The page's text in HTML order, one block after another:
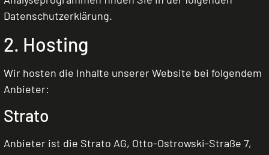
Datenschutzerklärung.
2. Hosting
Wir hosten die Inhalte unserer Website bei folgendem
Anbieter:
Strato
Anbieter ist die Strato AG, Otto-Ostrowski-Straße 7,